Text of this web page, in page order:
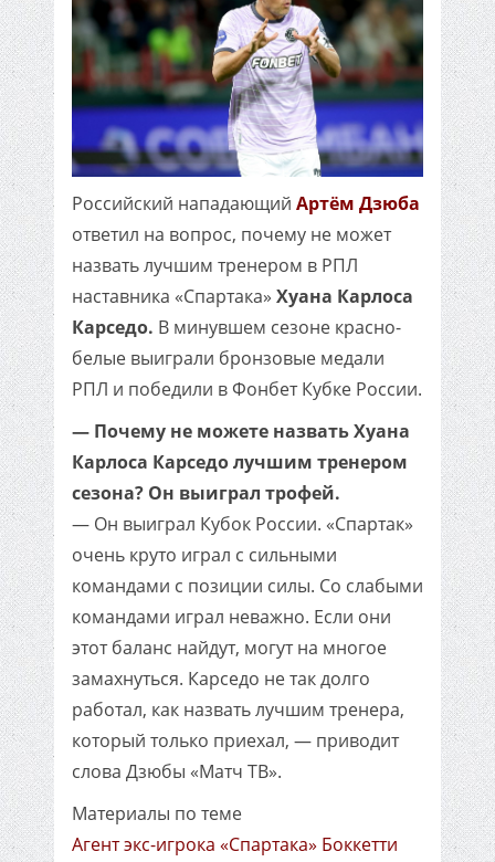
Российский нападающий Артём Дзюба
ответил на вопрос, почему не может
назвать лучшим тренером в РПЛ
наставника «Спартака» Хуана Карлоса
Карседо. В минувшем сезоне красно-
белые выиграли бронзовые медали
РПЛ и победили в Фонбет Кубке России.
— Почему не можете назвать Хуана
Карлоса Карседо лучшим тренером
сезона? Он выиграл трофей.
— Он выиграл Кубок России. «Спартак»
очень круто играл с сильными
командами с позиции силы. Со слабыми
командами играл неважно. Если они
этот баланс найдут, могут на многое
замахнуться. Карседо не так долго
работал, как назвать лучшим тренера,
который только приехал, — приводит
слова Дзюбы «Матч ТВ».
Материалы по теме
Агент экс-игрока «Спартака» Боккетти